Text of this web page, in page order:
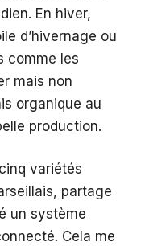
En hiver,
d’hivernage ou
comme les
mais non
organique au
production.
variétés
partage
un système
Cela me